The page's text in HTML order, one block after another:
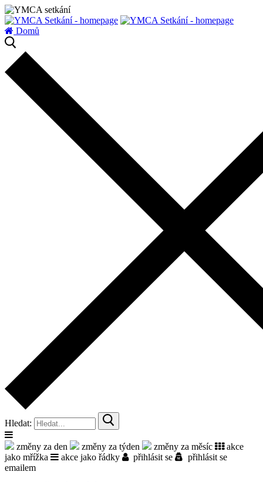
Domů
Hledat:
změny za den změny za týden změny za měsíc
akce
jako mřížka
akce jako řádky přihlásit se
přihlásit se
emailem
zatížení serveru